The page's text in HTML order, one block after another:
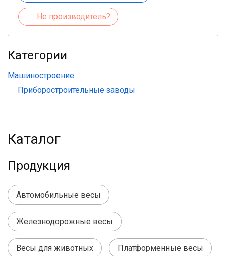
Не производитель?
Категории
Машиностроение
Приборостроительные заводы
Каталог
Продукция
Автомобильные весы
Железнодорожные весы
Весы для животных Платформенные весы